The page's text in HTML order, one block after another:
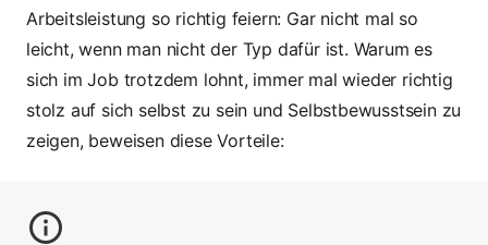
Arbeitsleistung so richtig feiern: Gar nicht mal so
leicht, wenn man nicht der Typ dafür ist. Warum es
sich im Job trotzdem lohnt, immer mal wieder richtig
stolz auf sich selbst zu sein und Selbstbewusstsein zu
zeigen, beweisen diese Vorteile: